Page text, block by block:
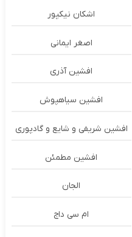
اشکان نیکپور
اصغر ایمانی
افشین آذری
افشین سیاهپوش
افشین شریفی و شایع و گادپوری
افشین مطمئن
الجان
ام سی داج